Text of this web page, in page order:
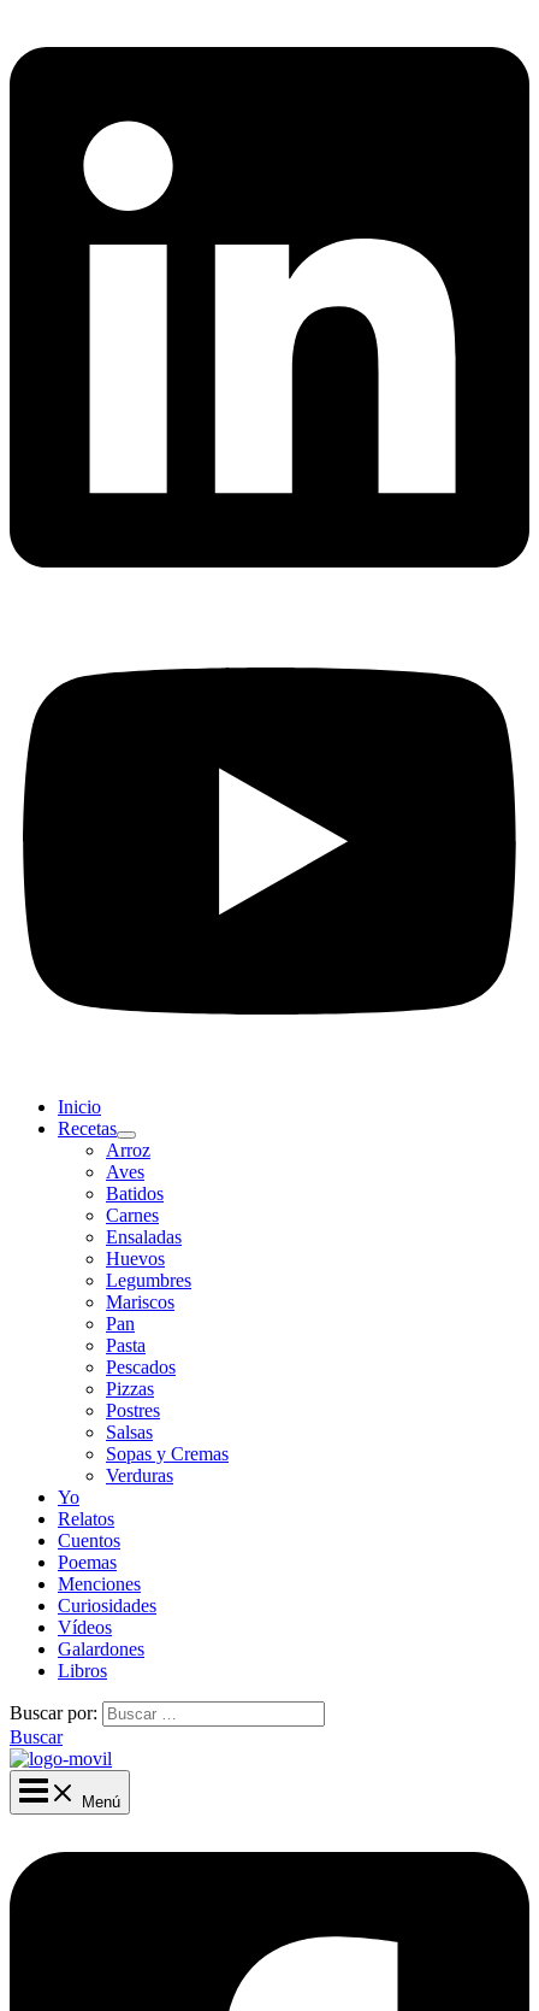
Inicio
Recetas
Arroz
Aves
Batidos
Carnes
Ensaladas
Huevos
Legumbres
Mariscos
Pan
Pasta
Pescados
Pizzas
Postres
Salsas
Sopas y Cremas
Verduras
Yo
Relatos
Cuentos
Poemas
Menciones
Curiosidades
Vídeos
Galardones
Libros
Buscar por:
Buscar
Menú